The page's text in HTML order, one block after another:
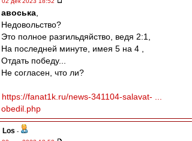
авоська
Недовольство?
Это полное разгильдяйство, ведя 2:1,
На последней минуте, имея 5 на 4 ,
Отдать победу...
Не согласен, что ли?
https://fanat1k.ru/news-341104-salavat- ...
obedil.php
Los -